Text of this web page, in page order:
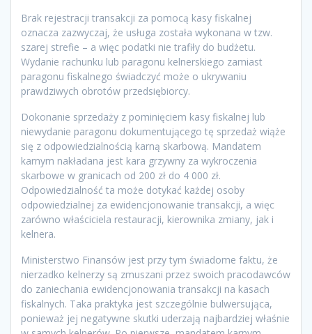
Brak rejestracji transakcji za pomocą kasy fiskalnej
oznacza zazwyczaj, że usługa została wykonana w tzw.
szarej strefie – a więc podatki nie trafiły do budżetu.
Wydanie rachunku lub paragonu kelnerskiego zamiast
paragonu fiskalnego świadczyć może o ukrywaniu
prawdziwych obrotów przedsiębiorcy.
Dokonanie sprzedaży z pominięciem kasy fiskalnej lub
niewydanie paragonu dokumentującego tę sprzedaż wiąże
się z odpowiedzialnością karną skarbową. Mandatem
karnym nakładana jest kara grzywny za wykroczenia
skarbowe w granicach od 200 zł do 4 000 zł.
Odpowiedzialność ta może dotykać każdej osoby
odpowiedzialnej za ewidencjonowanie transakcji, a więc
zarówno właściciela restauracji, kierownika zmiany, jak i
kelnera.
Ministerstwo Finansów jest przy tym świadome faktu, że
nierzadko kelnerzy są zmuszani przez swoich pracodawców
do zaniechania ewidencjonowania transakcji na kasach
fiskalnych. Taka praktyka jest szczególnie bulwersująca,
ponieważ jej negatywne skutki uderzają najbardziej właśnie